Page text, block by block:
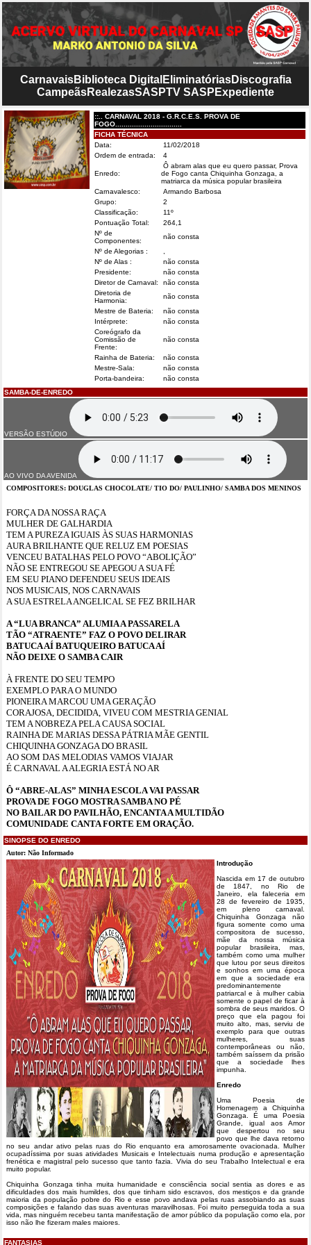
CarnavaisBiblioteca Digital EliminatóriasDiscografia
CampeãsRealezasSASPTV SASP Expediente
::.. CARNAVAL 2018 - G.R.C.E.S. PROVA DE
FOGO................................
FICHA TÉCNICA
Data:
11/02/2018
Ordem de entrada:
4
Enredo:
Ô abram alas que eu quero passar, Prova
de Fogo canta Chiquinha Gonzaga, a
matriarca da música popular brasileira
Carnavalesco:
Armando Barbosa
Grupo:
2
Classificação:
11º
Pontuação Total:
264,1
Nº de
Componentes:
não consta
Nº de Alegorias :
Nº de Alas :
não consta
Presidente:
não consta
Diretor de Carnaval:
não consta
Diretoria de
Harmonia:
não consta
Mestre de Bateria:
não consta
Intérprete:
não consta
Coreógrafo da
Comissão de
Frente:
não consta
Rainha de Bateria:
não consta
Mestre-Sala:
não consta
Porta-bandeira:
não consta
SAMBA-DE-ENREDO
VERSÃO ESTÚDIO
AO VIVO DA AVENIDA
COMPOSITORES: DOUGLAS CHOCOLATE/ TIO DO/ PAULINHO/ SAMBA DOS MENINOS
FORÇA DA NOSSA RAÇA
MULHER DE GALHARDIA
TEM A PUREZA IGUAIS ÀS SUAS HARMONIAS
AURA BRILHANTE QUE RELUZ EM POESIAS
VENCEU BATALHAS PELO POVO “ABOLIÇÃO”
NÃO SE ENTREGOU SE APEGOU A SUA FÉ
EM SEU PIANO DEFENDEU SEUS IDEAIS
NOS MUSICAIS, NOS CARNAVAIS
A SUA ESTRELA ANGELICAL SE FEZ BRILHAR
A “LUA BRANCA” ALUMIA A PASSARELA
TÃO “ATRAENTE” FAZ O POVO DELIRAR
BATUCA AÍ BATUQUEIRO BATUCA AÍ
NÃO DEIXE O SAMBA CAIR
À FRENTE DO SEU TEMPO
EXEMPLO PARA O MUNDO
PIONEIRA MARCOU UMA GERAÇÃO
CORAJOSA, DECIDIDA, VIVEU COM MESTRIA GENIAL
TEM A NOBREZA PELA CAUSA SOCIAL
RAINHA DE MARIAS DESSA PÁTRIA MÃE GENTIL
CHIQUINHA GONZAGA DO BRASIL
AO SOM DAS MELODIAS VAMOS VIAJAR
É CARNAVAL A ALEGRIA ESTÁ NO AR
Ô “ABRE-ALAS” MINHA ESCOLA VAI PASSAR
PROVA DE FOGO MOSTRA SAMBA NO PÉ
NO BAILAR DO PAVILHÃO, ENCANTA A MULTIDÃO
COMUNIDADE CANTA FORTE EM ORAÇÃO.
SINOPSE DO ENREDO
Autor: Não Informado
Introdução
Nascida em 17 de outubro
de 1847, no Rio de
Janeiro, ela faleceria em
28 de fevereiro de 1935,
em pleno carnaval.
Chiquinha Gonzaga não
figura somente como uma
compositora de sucesso,
mãe da nossa música
popular brasileira, mas,
também como uma mulher
que lutou por seus direitos
e sonhos em uma época
em que a sociedade era
predominantemente
patriarcal e à mulher cabia
somente o papel de ficar à
sombra de seus maridos. O
preço que ela pagou foi
muito alto, mas, serviu de
exemplo para que outras
mulheres, suas
contemporâneas ou não,
também saíssem da prisão
que a sociedade lhes
impunha.
Enredo
Uma Poesia de
Homenagem a Chiquinha
Gonzaga. É uma Poesia
Grande, igual aos Amor
que despertou no seu
povo que lhe dava retorno
no seu andar ativo pelas ruas do Rio enquanto era amorosamente ovacionada. Mulher
ocupadíssima por suas atividades Musicais e Intelectuais numa produção e apresentação
frenética e magistral pelo sucesso que tanto fazia. Vivia do seu Trabalho Intelectual e era
muito popular.
Chiquinha Gonzaga tinha muita humanidade e consciência social sentia as dores e as
dificuldades dos mais humildes, dos que tinham sido escravos, dos mestiços e da grande
maioria da população pobre do Rio e esse povo andava pelas ruas assobiando as suas
composições e falando das suas aventuras maravilhosas. Foi muito perseguida toda a sua
vida, mas ninguém recebeu tanta manifestação de amor público da população como ela, por
isso não lhe fizeram males maiores.
FANTASIAS